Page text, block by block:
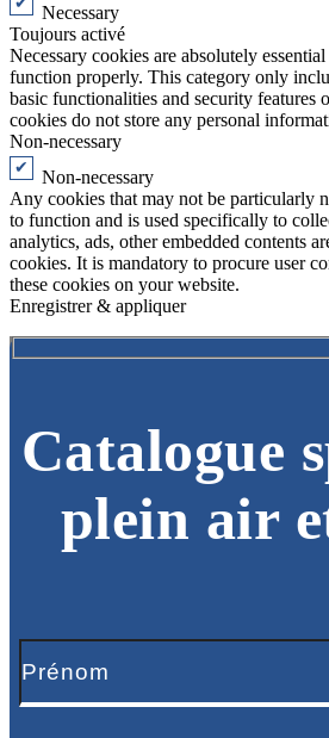
Necessary
Toujours activé
Necessary cookies are absolutely
function properly. This category only
basic functionalities and security features
cookies do not store any personal
Non-necessary
Non-necessary
Any cookies that may not be particularly
to function and is used specifically to
analytics, ads, other embedded contents
cookies. It is mandatory to procure user
these cookies on your website.
Enregistrer & appliquer
Catalogue
plein air